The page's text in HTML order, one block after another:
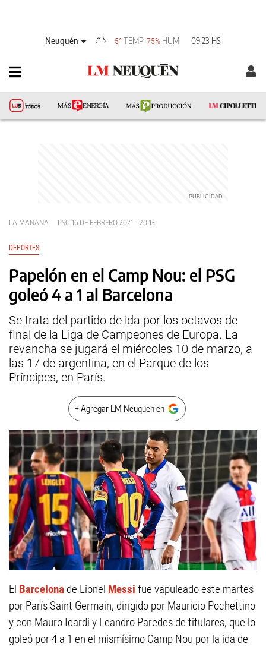
Neuquén 5° TEMP 75% HUM 09:23 HS
LA MAÑANA PSG 16 DE FEBRERO 2021 - 20:13
DEPORTES
Papelón en el Camp Nou: el PSG
goleó 4 a 1 al Barcelona
Se trata del partido de ida por los octavos de
final de la Liga de Campeones de Europa. La
revancha se jugará el miércoles 10 de marzo, a
las 17 de argentina, en el Parque de los
Príncipes, en París.
+ Agregar LM Neuquen en
El Barcelona de Lionel Messi fue vapuleado este martes
por París Saint Germain, dirigido por Mauricio Pochettino
y con Mauro Icardi y Leandro Paredes de titulares, que lo
goleó por 4 a 1 en el mismísimo Camp Nou por la ida de